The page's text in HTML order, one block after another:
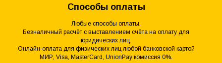
Способы оплаты
Любые способы оплаты.
Безналичный расчёт с выставлением счёта на оплату для
юридических лиц.
Онлайн-оплата для физических лиц любой банковской картой
МИР, Visa, MasterCard, UnionPay комиссия 0%.